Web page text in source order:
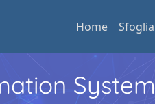
Home Sfoglia
System